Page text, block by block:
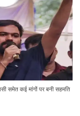
समेत कई मांगों पर बनी सहमति